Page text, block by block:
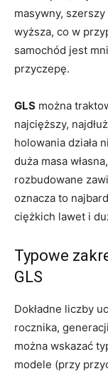
masywny,
wyższa, co w
samochód jest
przyczepę.
GLS można
najcięższy,
holowania działa
duża masa
rozbudowane
oznacza to
ciężkich lawet i
Typowe
GLS
Dokładne liczby
rocznika,
można wskazać
modele (przy